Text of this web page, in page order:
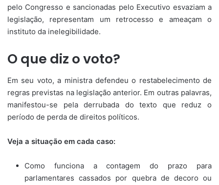
pelo Congresso e sancionadas pelo Executivo esvaziam a
legislação, representam um retrocesso e ameaçam o
instituto da inelegibilidade.
O que diz o voto?
Em seu voto, a ministra defendeu o restabelecimento de
regras previstas na legislação anterior. Em outras palavras,
manifestou-se pela derrubada do texto que reduz o
período de perda de direitos políticos.
Veja a situação em cada caso:
Como funciona a contagem do prazo para
parlamentares cassados por quebra de decoro ou